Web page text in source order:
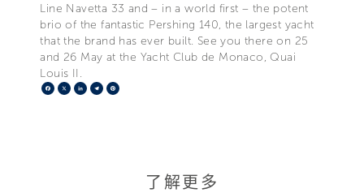
Line Navetta 33 and – in a world first – the potent
brio of the fantastic Pershing 140, the largest yacht
that the brand has ever built. See you there on 25
and 26 May at the Yacht Club de Monaco, Quai
Louis II.
Facebook
X LinkedIn
Telegram
了解更多